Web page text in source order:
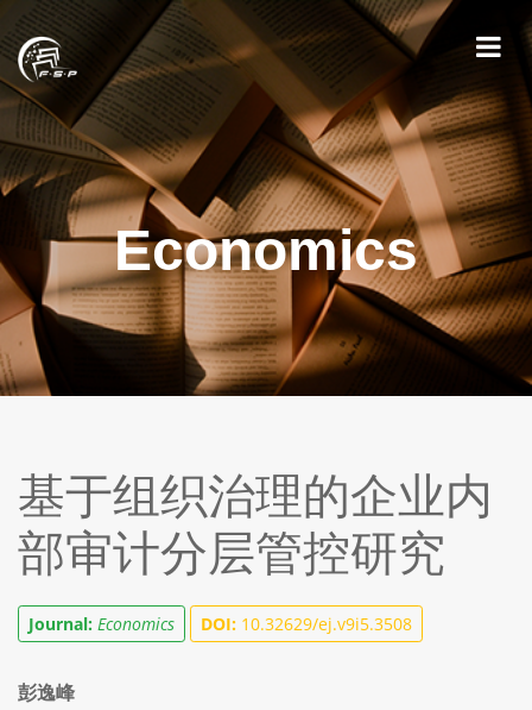
Economics
基于组织治理的企业内
部审计分层管控研究
Journal: Economics DOI: 10.32629/ej.v9i5.3508
彭逸峰